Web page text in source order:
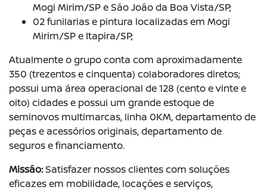
Mogi Mirim/SP e São João da Boa Vista/SP;
02 funilarias e pintura localizadas em Mogi
Mirim/SP e Itapira/SP;
Atualmente o grupo conta com aproximadamente
350 (trezentos e cinquenta) colaboradores diretos;
possui uma área operacional de 128 (cento e vinte e
oito) cidades e possui um grande estoque de
seminovos multimarcas, linha 0KM, departamento de
peças e acessórios originais, departamento de
seguros e financiamento.
Missão:Satisfazer nossos clientes com soluções
eficazes em mobilidade, locações e serviços,